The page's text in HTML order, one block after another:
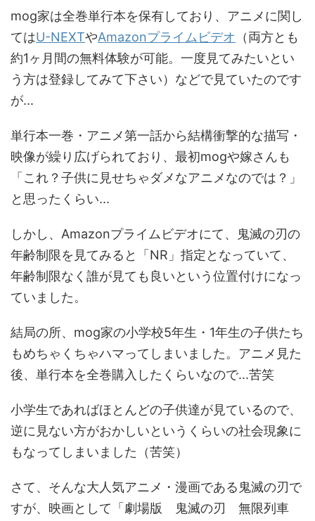
mog家は全巻単行本を保有しており、アニメに関し
てはU-NEXTやAmazonプライムビデオ （両方とも
約1ヶ月間の無料体験が可能。一度見てみたいとい
う方は登録してみて下さい）などで見ていたのです
が...
単行本一巻・アニメ第一話から結構衝撃的な描写・
映像が繰り広げられており、最初mogや嫁さんも
「これ？子供に見せちゃダメなアニメなのでは？」
と思ったくらい...
しかし、Amazonプライムビデオにて、鬼滅の刃の
年齢制限を見てみると「NR」指定となっていて、
年齢制限なく誰が見ても良いという位置付けになっ
ていました。
結局の所、mog家の小学校5年生・1年生の子供たち
もめちゃくちゃハマってしまいました。アニメ見た
後、単行本を全巻購入したくらいなので...苦笑
小学生であればほとんどの子供達が見ているので、
逆に見ない方がおかしいというくらいの社会現象に
もなってしまいました（苦笑）
さて、そんな大人気アニメ・漫画である鬼滅の刃で
すが、映画として「劇場版 鬼滅の刃 無限列車